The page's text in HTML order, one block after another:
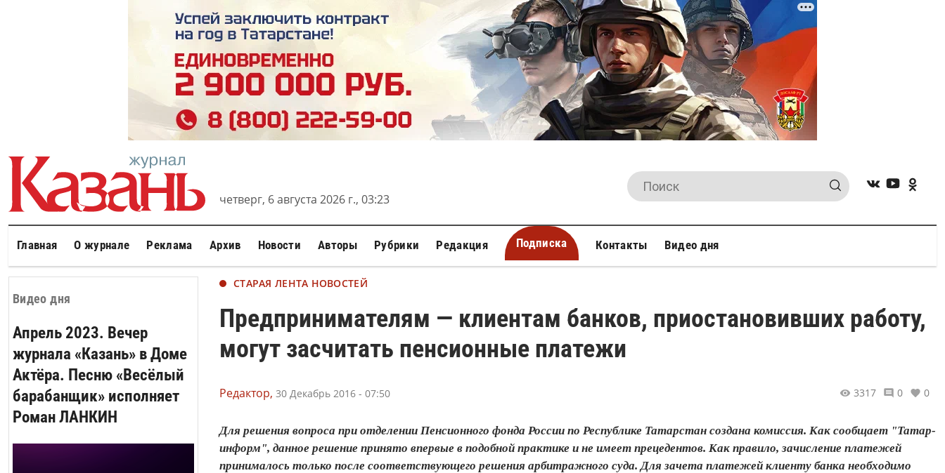
четверг, 6 августа 2026 г., 03:23
Главная О журнале Реклама Архив Новости Авторы Рубрики Редакция Подписка Контакты Видео дня
Видео дня
Апрель 2023. Вечер
журнала «Казань» в Доме
Актёра. Песню «Весёлый
барабанщик» исполняет
Роман ЛАНКИН
СТАРАЯ ЛЕНТА НОВОСТЕЙ
Предпринимателям — клиентам банков, приостановивших работу,
могут засчитать пенсионные платежи
Редактор, 30 Декабрь 2016 - 07:50 3317 0 0
Для решения вопроса при отделении Пенсионного фонда России по Республике Татарстан создана комиссия. Как сообщает "Татар-
информ", данное решение принято впервые в подобной практике и не имеет прецедентов. Как правило, зачисление платежей
принималось только после соответствующего решения арбитражного суда. Для зачета платежей клиенту банка необходимо